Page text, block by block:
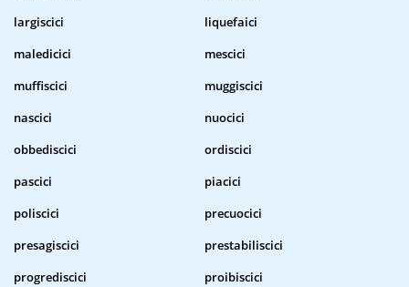
largiscici
liquefaici
maledicici
mescici
muffiscici
muggiscici
nascici
nuocici
obbediscici
ordiscici
pascici
piacici
poliscici
precuocici
presagiscici
prestabiliscici
progrediscici
proibiscici